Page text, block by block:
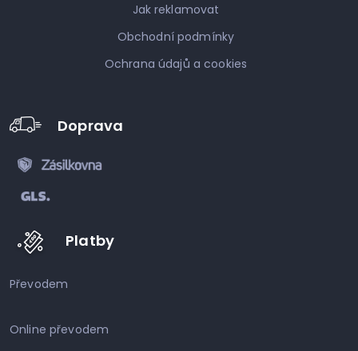
Jak reklamovat
Obchodní podmínky
Ochrana údajů a cookies
Doprava
Platby
Převodem
Online převodem